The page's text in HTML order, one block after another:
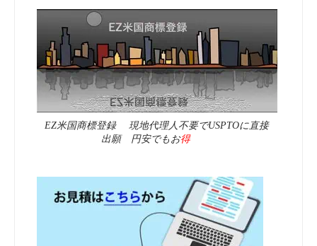
EZ米国商標登録 現地代理人不要でUSPTOに直接
出願 円安でもお得